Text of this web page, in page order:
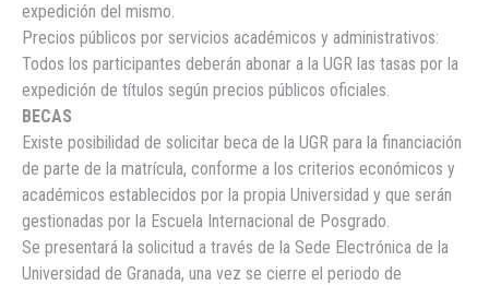
expedición del mismo.
Precios públicos por servicios académicos y administrativos:
Todos los participantes deberán abonar a la UGR las tasas por la
expedición de títulos según precios públicos oficiales.
BECAS
Existe posibilidad de solicitar beca de la UGR para la financiación
de parte de la matrícula, conforme a los criterios económicos y
académicos establecidos por la propia Universidad y que serán
gestionadas por la Escuela Internacional de Posgrado.
Se presentará la solicitud a través de la Sede Electrónica de la
Universidad de Granada, una vez se cierre el periodo de